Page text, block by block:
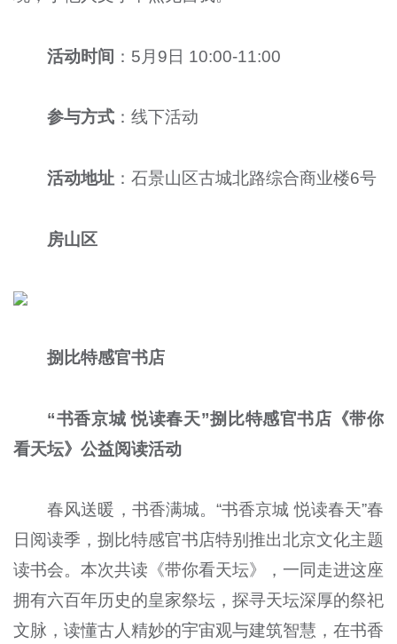
活动时间 ：5月9日 10:00-11:00
参与方式 ：线下活动
活动地址 ：石景山区古城北路综合商业楼6号
房山区
捌比特感官书店
“书香京城 悦读春天”捌比特感官书店《带你
看天坛》公益阅读活动
春风送暖，书香满城。“书香京城 悦读春天”春
日阅读季，捌比特感官书店特别推出北京文化主题
读书会。本次共读《带你看天坛》，一同走进这座
拥有六百年历史的皇家祭坛，探寻天坛深厚的祭祀
文脉，读懂古人精妙的宇宙观与建筑智慧，在书香